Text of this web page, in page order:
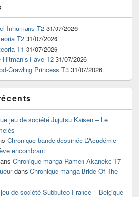
Inhumans T2 31/07/2026
T2 31/07/2026
T1 31/07/2026
Fave T2 31/07/2026
Crawling Princess T3 31/07/2026
jeu de société Jujutsu Kaisen – Le
Chronique bande dessinée L’Académie
encombrant
Chronique manga Ramen Akaneko T7
dans Chronique manga Bride Of The
de société Subbuteo France – Belgique